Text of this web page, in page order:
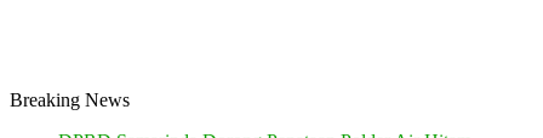
Breaking News